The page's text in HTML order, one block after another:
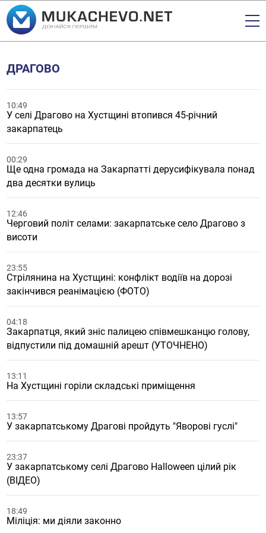
ДРАГОВО
10:49
У селі Драгово на Хустщині втопився 45-річний
закарпатець
00:29
Ще одна громада на Закарпатті дерусифікувала понад
два десятки вулиць
12:46
Черговий політ селами: закарпатське село Драгово з
висоти
23:55
Стрілянина на Хустщині: конфлікт водіїв на дорозі
закінчився реанімацією (ФОТО)
04:18
Закарпатця, який зніс палицею співмешканцю голову,
відпустили під домашній арешт (УТОЧНЕНО)
13:11
На Хустщині горіли складські приміщення
13:57
У закарпатському Драгові пройдуть "Яворові гуслі"
23:37
У закарпатському селі Драгово Halloween цілий рік
(ВІДЕО)
18:49
Міліція: ми діяли законно